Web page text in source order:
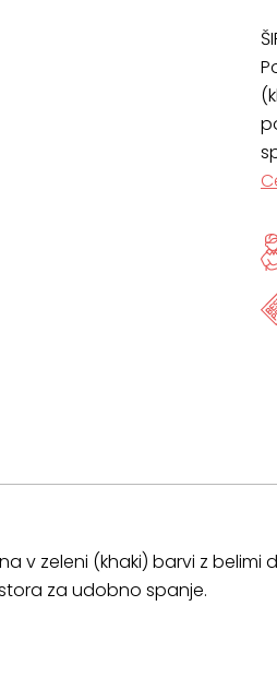
v zeleni (khaki) barvi z
za udobno spanje.